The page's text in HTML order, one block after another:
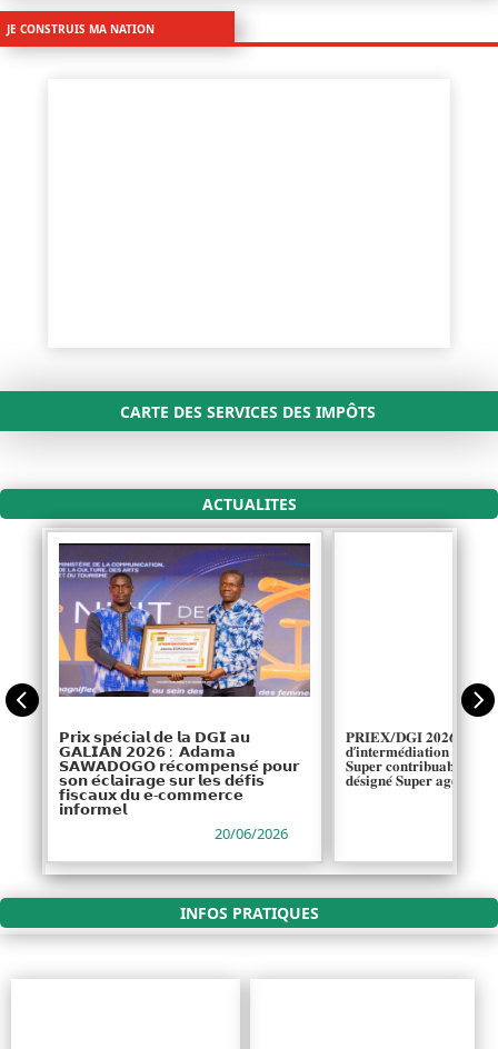
JE CONSTRUIS MA NATION
CARTE DES SERVICES DES IMPÔTS
ACTUALITES

𝗣𝗿𝗶𝘅 𝘀𝗽𝗲́𝗰𝗶𝗮𝗹 𝗱𝗲 𝗹𝗮 𝗗𝗚𝗜 𝗮𝘂
𝗚𝗔𝗟𝗜𝗔𝗡 𝟮𝟬𝟮𝟲 : 𝗔𝗱𝗮𝗺𝗮
𝗦𝗔𝗪𝗔𝗗𝗢𝗚𝗢 𝗿𝗲́𝗰𝗼𝗺𝗽𝗲𝗻𝘀𝗲́ 𝗽𝗼𝘂𝗿
𝘀𝗼𝗻 𝗲́𝗰𝗹𝗮𝗶𝗿𝗮𝗴𝗲 𝘀𝘂𝗿 𝗹𝗲𝘀 𝗱𝗲́𝗳𝗶𝘀
𝗳𝗶𝘀𝗰𝗮𝘂𝘅 𝗱𝘂 𝗲-𝗰𝗼𝗺𝗺𝗲𝗿𝗰𝗲
𝗶𝗻𝗳𝗼𝗿𝗺𝗲𝗹
20/06/2026
𝐏𝐑𝐈𝐄𝐗/𝐃𝐆𝐈 𝟐𝟎𝟐𝟔 : l𝐚
𝐝’𝐢𝐧𝐭𝐞𝐫𝐦𝐞́𝐝𝐢𝐚𝐭𝐢𝐨𝐧
𝐒𝐮𝐩𝐞𝐫 𝐜𝐨𝐧𝐭𝐫𝐢𝐛𝐮𝐚𝐛𝐥𝐞 𝐞𝐭
𝐝𝐞́𝐬𝐢𝐠𝐧𝐞́ 𝐒𝐮𝐩𝐞𝐫 𝐚𝐠𝐞𝐧𝐭 𝐝𝐞

INFOS PRATIQUES